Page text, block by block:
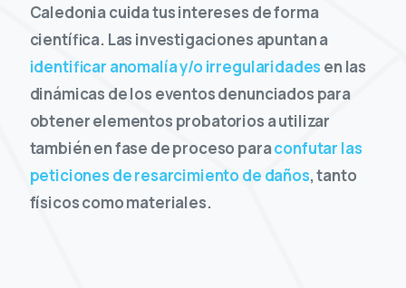
Caledonia cuida tus intereses de forma
científica. Las investigaciones apuntan a
identificar anomalía y/o irregularidades en las
dinámicas de los eventos denunciados para
obtener elementos probatorios a utilizar
también en fase de proceso paraconfutar las
peticiones de resarcimiento de daños, tanto
físicos como materiales.